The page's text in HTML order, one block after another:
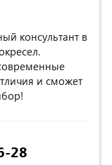
консультант в
и сможет
28